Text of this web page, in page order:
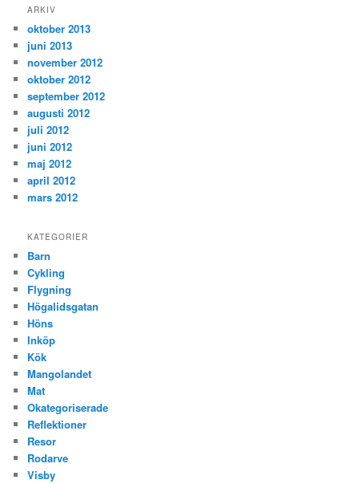
ARKIV
oktober 2013
juni 2013
november 2012
oktober 2012
september 2012
augusti 2012
juli 2012
juni 2012
maj 2012
april 2012
mars 2012
KATEGORIER
Barn
Cykling
Flygning
Högalidsgatan
Höns
Inköp
Kök
Mangolandet
Mat
Okategoriserade
Reflektioner
Resor
Rodarve
Visby